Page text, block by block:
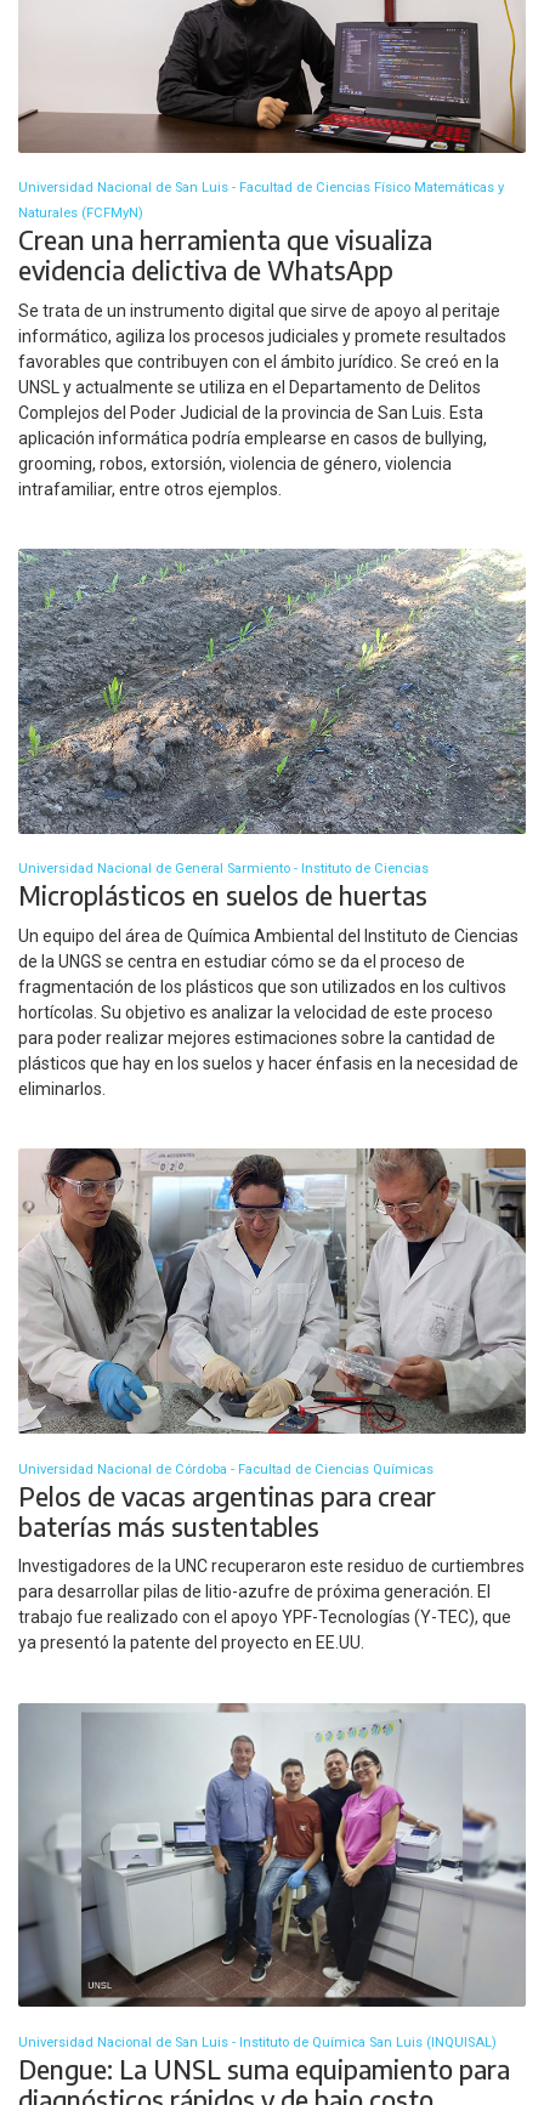
Universidad Nacional de San Luis - Facultad de Ciencias Físico Matemáticas y
Naturales (FCFMyN)
Crean una herramienta que visualiza
evidencia delictiva de WhatsApp
Se trata de un instrumento digital que sirve de apoyo al peritaje
informático, agiliza los procesos judiciales y promete resultados
favorables que contribuyen con el ámbito jurídico. Se creó en la
UNSL y actualmente se utiliza en el Departamento de Delitos
Complejos del Poder Judicial de la provincia de San Luis. Esta
aplicación informática podría emplearse en casos de bullying,
grooming, robos, extorsión, violencia de género, violencia
intrafamiliar, entre otros ejemplos.
Universidad Nacional de General Sarmiento - Instituto de Ciencias
Microplásticos en suelos de huertas
Un equipo del área de Química Ambiental del Instituto de Ciencias
de la UNGS se centra en estudiar cómo se da el proceso de
fragmentación de los plásticos que son utilizados en los cultivos
hortícolas. Su objetivo es analizar la velocidad de este proceso
para poder realizar mejores estimaciones sobre la cantidad de
plásticos que hay en los suelos y hacer énfasis en la necesidad de
eliminarlos.
Universidad Nacional de Córdoba - Facultad de Ciencias Químicas
Pelos de vacas argentinas para crear
baterías más sustentables
Investigadores de la UNC recuperaron este residuo de curtiembres
para desarrollar pilas de litio-azufre de próxima generación. El
trabajo fue realizado con el apoyo YPF-Tecnologías (Y-TEC), que
ya presentó la patente del proyecto en EE.UU.
Universidad Nacional de San Luis - Instituto de Química San Luis (INQUISAL)
Dengue: La UNSL suma equipamiento para